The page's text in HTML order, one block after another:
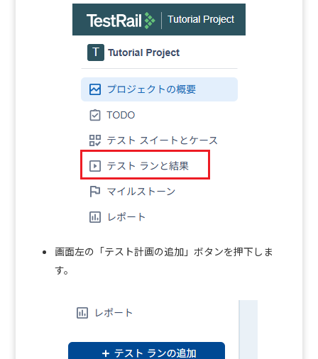
画面左の「テスト計画の追加」ボタンを押下しま
す。